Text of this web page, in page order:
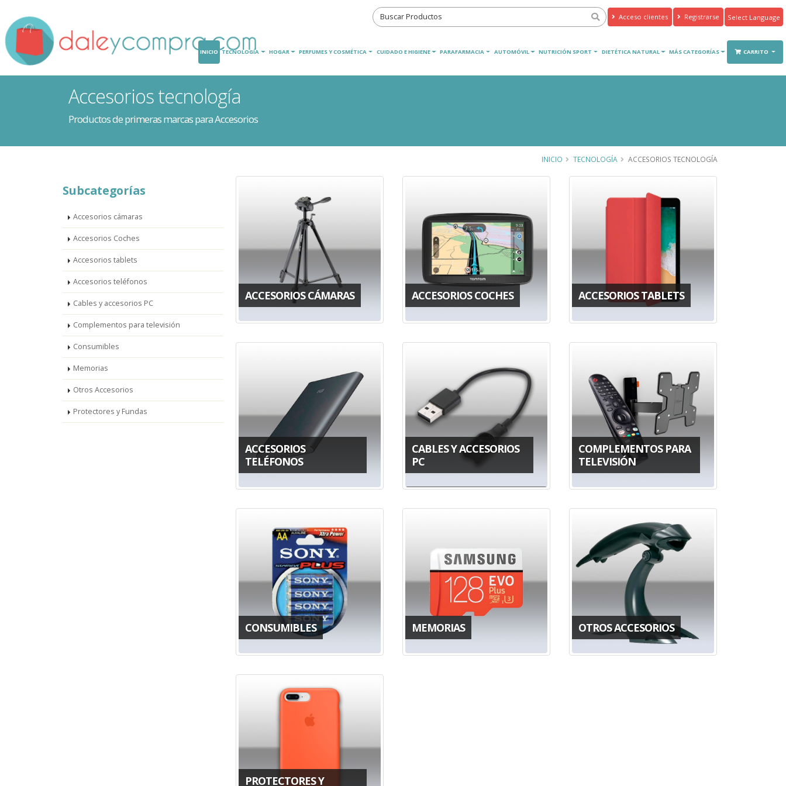
Acceso clientes Registrarse
Translate
INICIO TECNOLOGÍA HOGAR PERFUMES Y COSMÉTICA CUIDADO E HIGIENE PARAFARMACIA AUTOMÓVIL NUTRICIÓN SPORT DIETÉTICA NATURAL MÁS CATEGORÍAS CARRITO
Accesorios tecnología
Productos de primeras marcas para Accesorios
INICIO TECNOLOGÍA ACCESORIOS TECNOLOGÍA
Subcategorías
Accesorios cámaras
Accesorios Coches
Accesorios tablets
Accesorios teléfonos
Cables y accesorios PC
Complementos para televisión
Consumibles
Memorias
Otros Accesorios
Protectores y Fundas
ACCESORIOS CÁMARAS ACCESORIOS COCHES ACCESORIOS TABLETS
ACCESORIOS
TELÉFONOS
CABLES Y ACCESORIOS
PC
COMPLEMENTOS PARA
TELEVISIÓN
CONSUMIBLES MEMORIAS OTROS ACCESORIOS
PROTECTORES Y